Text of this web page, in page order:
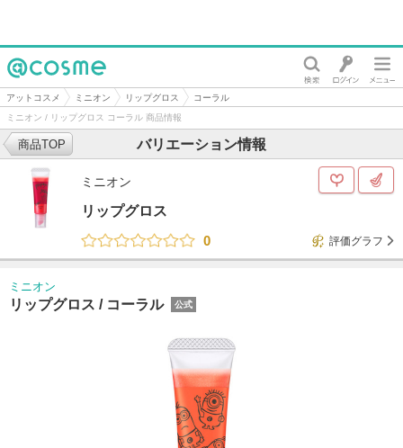
@cosme
アットコスメ ミニオン リップグロス
コーラル
ミニオン / リップグロス コーラル 商品情報
バリエーション情報
商品TOP
ミニオン
リップグロス
0
評価グラフ
ミニオン
リップグロス / コーラル 公式